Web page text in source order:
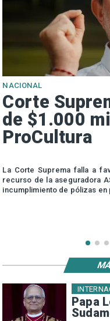
NACIONAL
Corte
de $1.000
ProCultura
La Corte Suprema falla a
recurso de la aseguradora
incumplimiento de pólizas en
Papa